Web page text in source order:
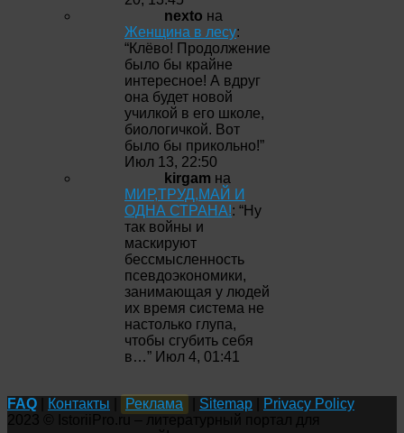
nexto на
Женщина в лесу:
“Клёво! Продолжение
было бы крайне
интересное! А вдруг
она будет новой
училкой в его школе,
биологичкой. Вот
было бы прикольно!”
Июл 13, 22:50
kirgam на
МИР,ТРУД,МАЙ И
ОДНА СТРАНА!: “Ну
так войны и
маскируют
бессмысленность
псевдоэкономики,
занимающая у людей
их время система не
настолько глупа,
чтобы сгубить себя
в…” Июл 4, 01:41
FAQ Контакты Реклама Sitemap
Privacy Policy